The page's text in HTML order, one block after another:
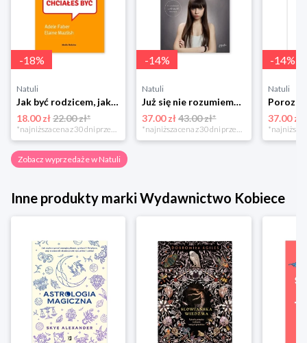
-18%
Natuli
Jak być rodzicem, jakim zawsze chciałeś być Media rodzina
18.00 zł22.00 zł*
*najniższa cena z 30 dni przed obniżką
-14%
Natuli
Już się nie rozumiemy! Jak przeżyć czas trzaskających drzwi Esprit
37.00 zł 43.00 zł*
*najniższa cena z 30 dni przed obniżką
-14%
Natuli
37.00 zł
Zobacz wyprzedaże w Natuli
Inne produkty marki Wydawnictwo Kobiece